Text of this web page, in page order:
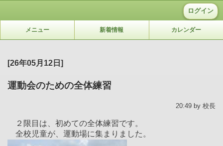
ログイン
メニュー 新着情報 カレンダー
[26年05月12日]
運動会のための全体練習
20:49 by 校長
２限目は、初めての全体練習です。
全校児童が、運動場に集まりました。